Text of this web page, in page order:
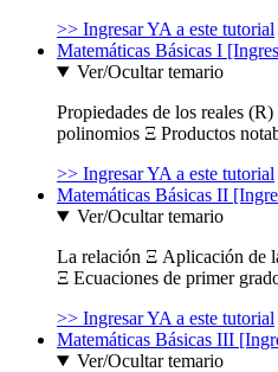
>> Ingresar YA a este tutorial
Matemáticas Básicas I
Ver/Ocultar temario
Propiedades de los reales
polinomios Ξ Productos
>> Ingresar YA a este tutorial
Matemáticas Básicas II
Ver/Ocultar temario
La relación Ξ Aplicación de
Ξ Ecuaciones de primer
>> Ingresar YA a este tutorial
Matemáticas Básicas III
Ver/Ocultar temario